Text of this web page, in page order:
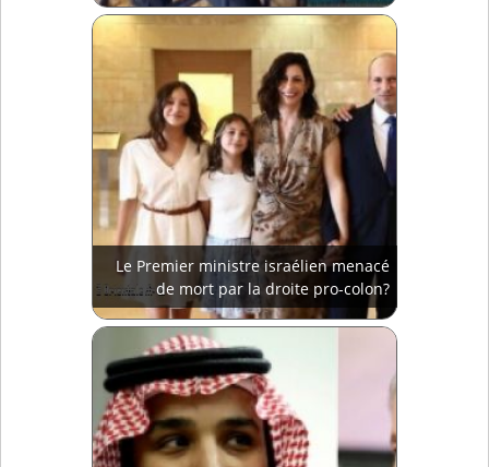
Le Premier ministre israélien menacé
de mort par la droite pro-colon?